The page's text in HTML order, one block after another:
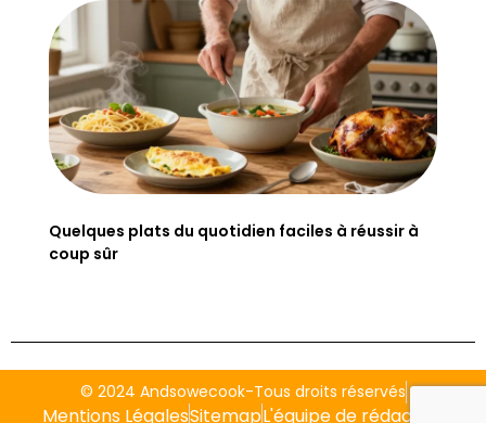
Quelques plats du quotidien faciles à réussir à
coup sûr
© 2024 Andsowecook-Tous droits réservés
Mentions LégalesSitemapL'équipe de rédaction